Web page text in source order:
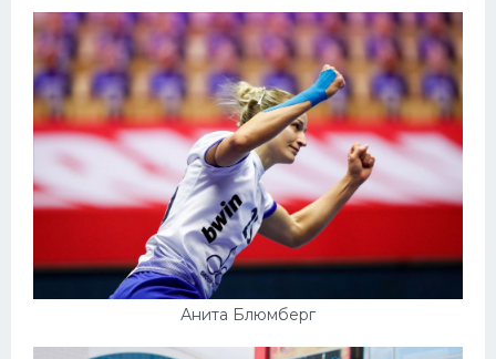
Анита Блюмберг